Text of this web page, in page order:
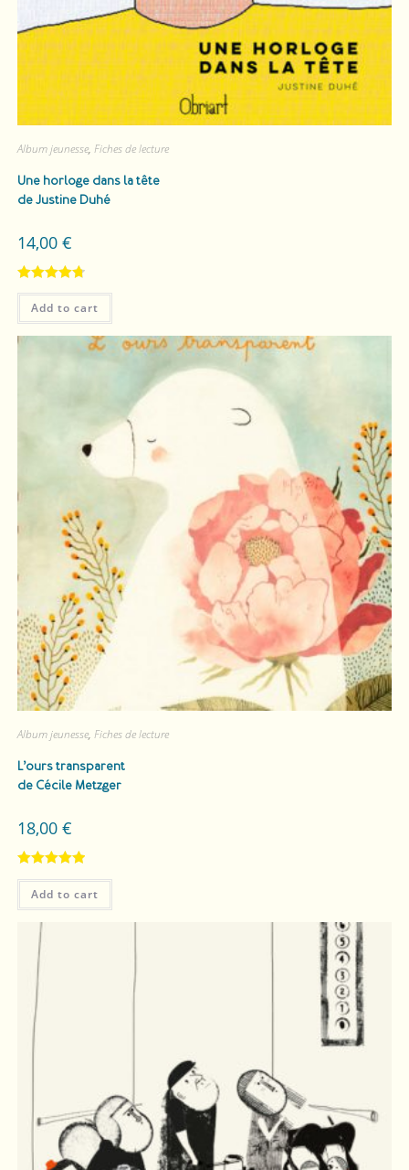
Album jeunesse, Fiches de lecture
Une horloge dans la tête
de Justine Duhé
14,00 €
Rated4.80
out of 5
Add to cart
Album jeunesse, Fiches de lecture
L’ours transparent
de Cécile Metzger
18,00 €
Rated5.00
out of 5
Add to cart